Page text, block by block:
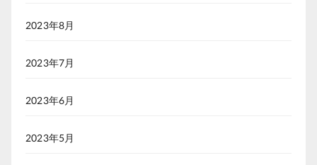
2023年8月
2023年7月
2023年6月
2023年5月